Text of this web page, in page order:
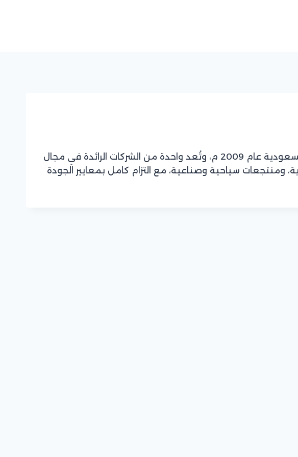
شركة مزايا للتطوير العقاري “Mazaya Developments”، تأسست في المملكة العربية السعودية عام 2009 م، وتُعد واحدة من الشركات الرائدة في مجال
سياحية وصناعية، مع التزام كامل بمعايير الجودة